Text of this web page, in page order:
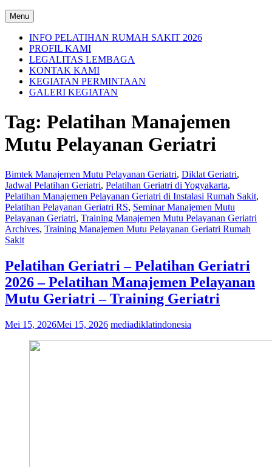
Menu
INFO PELATIHAN RUMAH SAKIT 2026
PROFIL KAMI
LEGALITAS LEMBAGA
KONTAK KAMI
KEGIATAN PERMINTAAN
GALERI KEGIATAN
Tag: Pelatihan Manajemen
Mutu Pelayanan Geriatri
Bimtek Manajemen Mutu Pelayanan Geriatri, Diklat Geriatri,
Jadwal Pelatihan Geriatri, Pelatihan Geriatri di Yogyakarta,
Pelatihan Manajemen Pelayanan Geriatri di Instalasi Rumah Sakit,
Pelatihan Pelayanan Geriatri RS, Seminar Manajemen Mutu
Pelayanan Geriatri, Training Manajemen Mutu Pelayanan Geriatri
Archives, Training Manajemen Mutu Pelayanan Geriatri Rumah
Sakit
Pelatihan Geriatri – Pelatihan Geriatri
2026 – Pelatihan Manajemen Pelayanan
Mutu Geriatri – Training Geriatri
Mei 15, 2026Mei 15, 2026 mediadiklatindonesia